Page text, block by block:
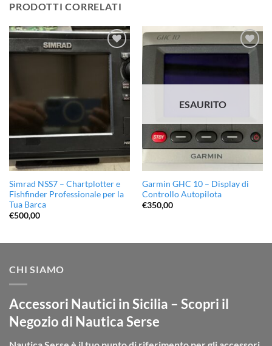
PRODOTTI CORRELATI
Aggiungi
alla lista
desideri
Simrad NSS7 – Chartplotter e
Fishfinder Professionale per la
Tua Barca
€500,00
Aggiungi
ESAURITO
Garmin GHC 10 – Display di
Controllo Autopilota
€350,00
CHI SIAMO
Accessori Nautici in Sicilia – Scopri il
Negozio di Nautica Serse